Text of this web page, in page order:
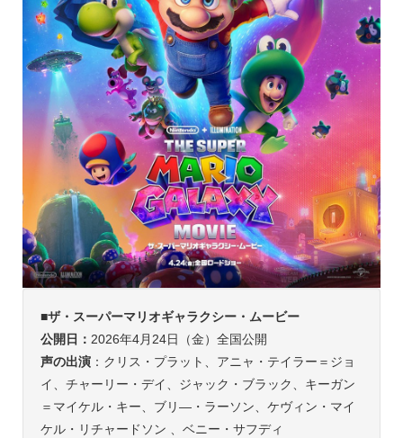
■ザ・スーパーマリオギャラクシー・ムービー
公開日： 2026年4月24日（金）全国公開
声の出演：クリス・プラット、アニャ・テイラー＝ジョ
イ、チャーリー・デイ、ジャック・ブラック、キーガン
＝マイケル・キー、ブリ―・ラーソン、ケヴィン・マイ
ケル・リチャードソン 、ベニー・サフディ